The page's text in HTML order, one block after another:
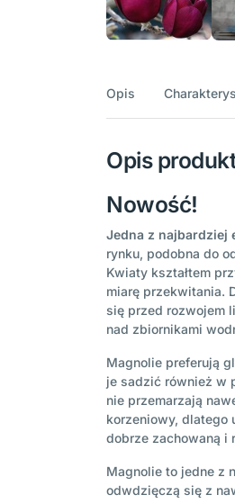
Opis
Opis
Nowość!
Jedna z najbardziej
rynku, podobna do
Kwiaty kształtem
miarę przekwitania.
się przed rozwojem
nad zbiornikami
Magnolie preferują
je sadzić również w
nie przemarzają
korzeniowy, dlatego
dobrze zachowaną i
Magnolie to jedne z
odwdzięczą się z